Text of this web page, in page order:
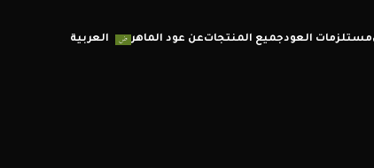
مستلزمات العودجميع المنتجاتعن عود الماهر العربية